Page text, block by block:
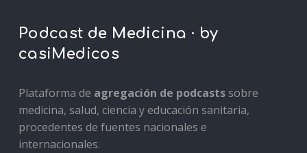
Podcast de Medicina · by
casiMedicos
Plataforma de agregación de podcastssobre
medicina, salud, ciencia y educación sanitaria,
procedentes de fuentes nacionales e
internacionales.